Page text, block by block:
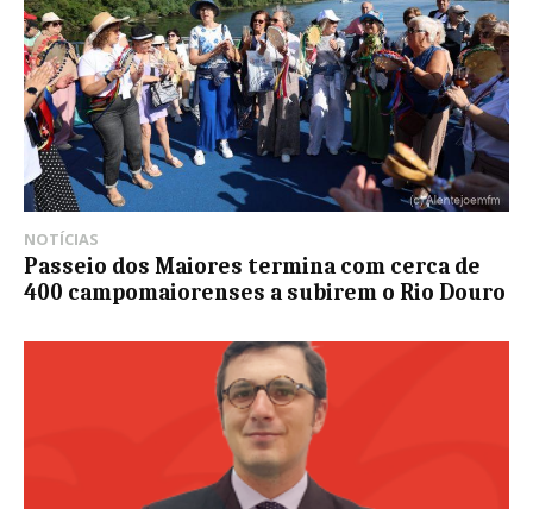
NOTÍCIAS
Passeio dos Maiores termina com cerca de
400 campomaiorenses a subirem o Rio Douro